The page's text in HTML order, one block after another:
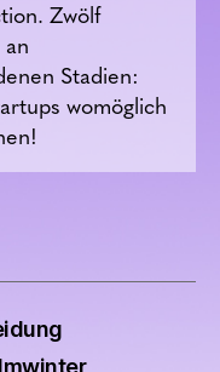
Zwölf
Stadien:
womöglich